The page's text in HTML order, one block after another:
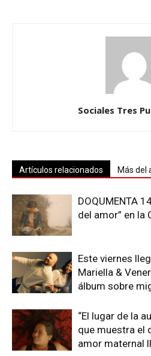
Sociales Tres
Artículos relacionados Más del
DOQUMENTA
del amor” en la
Este viernes
Mariella &
álbum sobre
“El lugar de la
que muestra el
amor maternal